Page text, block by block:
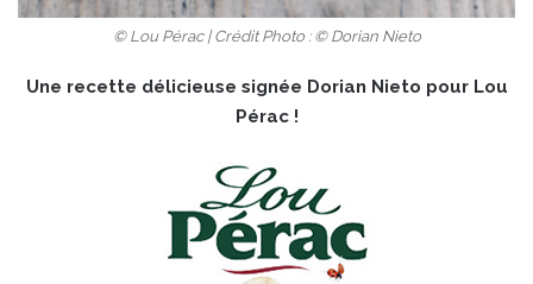
© Lou Pérac | Crédit Photo : © Dorian Nieto
Une recette délicieuse signée Dorian Nieto pour Lou
Pérac !